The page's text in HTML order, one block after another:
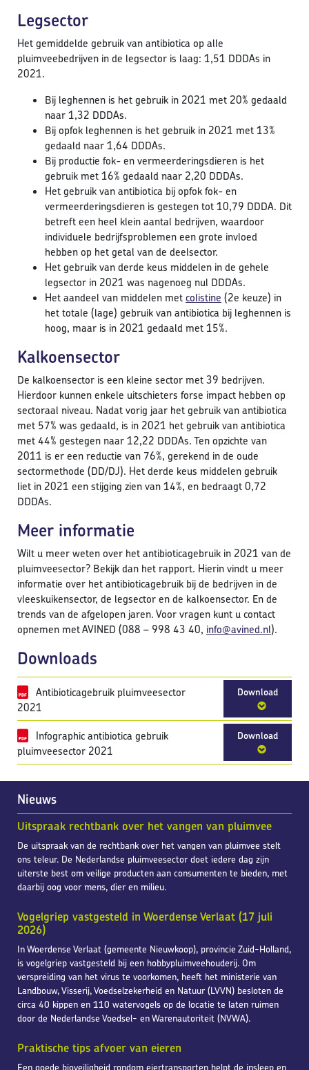
Nieuws
Uitspraak rechtbank over het vangen van pluimvee
De uitspraak van de rechtbank over het vangen van pluimvee stelt
ons teleur. De Nederlandse pluimveesector doet iedere dag zijn
uiterste best om veilige producten aan consumenten te bieden, met
daarbij oog voor mens, dier en milieu.
Vogelgriep vastgesteld in Woerdense Verlaat (17 juli
2026)
In Woerdense Verlaat (gemeente Nieuwkoop), provincie Zuid-Holland,
is vogelgriep vastgesteld bij een hobbypluimveehouderij. Om
verspreiding van het virus te voorkomen, heeft het ministerie van
Landbouw, Visserij, Voedselzekerheid en Natuur (LVVN) besloten de
circa 40 kippen en 110 watervogels op de locatie te laten ruimen
door de Nederlandse Voedsel- en Warenautoriteit (NVWA).
Praktische tips afvoer van eieren
Een goede bioveiligheid rondom eiertransporten helpt de insleep en
Legsector
Het gemiddelde gebruik van antibiotica op alle
pluimveebedrijven in de legsector is laag: 1,51 DDDAs in
2021.
Bij leghennen is het gebruik in 2021 met 20% gedaald
naar 1,32 DDDAs.
Bij opfok leghennen is het gebruik in 2021 met 13%
gedaald naar 1,64 DDDAs.
Bij productie fok- en vermeerderingsdieren is het
gebruik met 16% gedaald naar 2,20 DDDAs.
Het gebruik van antibiotica bij opfok fok- en
vermeerderingsdieren is gestegen tot 10,79 DDDA. Dit
betreft een heel klein aantal bedrijven, waardoor
individuele bedrijfsproblemen een grote invloed
hebben op het getal van de deelsector.
Het gebruik van derde keus middelen in de gehele
legsector in 2021 was nagenoeg nul DDDAs.
Het aandeel van middelen metcolistine (2e keuze) in
het totale (lage) gebruik van antibiotica bij leghennen is
hoog, maar is in 2021 gedaald met 15%.
Kalkoensector
De kalkoensector is een kleine sector met 39 bedrijven.
Hierdoor kunnen enkele uitschieters forse impact hebben op
sectoraal niveau. Nadat vorig jaar het gebruik van antibiotica
met 57% was gedaald, is in 2021 het gebruik van antibiotica
met 44% gestegen naar 12,22 DDDAs. Ten opzichte van
2011 is er een reductie van 76%, gerekend in de oude
sectormethode (DD/DJ). Het derde keus middelen gebruik
liet in 2021 een stijging zien van 14%, en bedraagt 0,72
DDDAs.
Meer informatie
Wilt u meer weten over het antibioticagebruik in 2021 van de
pluimveesector? Bekijk dan het rapport. Hierin vindt u meer
informatie over het antibioticagebruik bij de bedrijven in de
vleeskuikensector, de legsector en de kalkoensector. En de
trends van de afgelopen jaren. Voor vragen kunt u contact
opnemen met AVINED (088 – 998 43 40, info@avined.nl).
Downloads
Antibioticagebruik pluimveesector
2021
Download
Infographic antibiotica gebruik
pluimveesector 2021
Download